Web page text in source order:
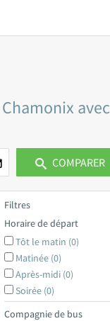
avec
COMPARER
Filtres
Horaire de départ
Tôt le matin (0)
Matinée (0)
Après-midi (0)
Soirée (0)
Compagnie de bus